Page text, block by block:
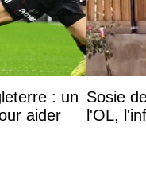
: un
aider
Sosie
l'OL,